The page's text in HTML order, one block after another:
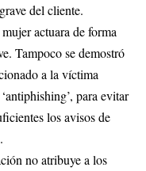
del cliente.
actuara de forma
Tampoco se demostró
a la víctima
para evitar
los avisos de
no atribuye a los